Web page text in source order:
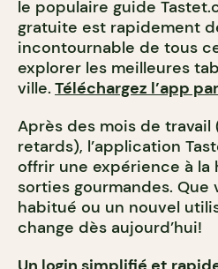
le populaire guide
gratuite est rapidement
incontournable de tous
explorer les meilleures
ville. Téléchargez l’app
Après des mois de
retards), l’application
offrir une expérience à la
sorties gourmandes. Que
habitué ou un nouvel
change dès aujourd’hui!